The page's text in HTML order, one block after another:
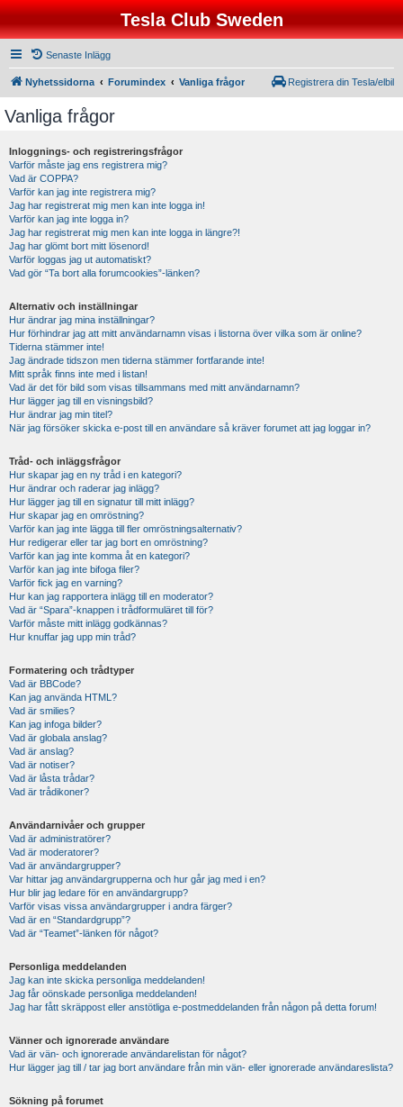
Tesla Club Sweden
Senaste Inlägg
Nyhetssidorna Forumindex Vanliga frågor Registrera din Tesla/elbil
Vanliga frågor
Inloggnings- och registreringsfrågor
Varför måste jag ens registrera mig?
Vad är COPPA?
Varför kan jag inte registrera mig?
Jag har registrerat mig men kan inte logga in!
Varför kan jag inte logga in?
Jag har registrerat mig men kan inte logga in längre?!
Jag har glömt bort mitt lösenord!
Varför loggas jag ut automatiskt?
Vad gör “Ta bort alla forumcookies”-länken?
Alternativ och inställningar
Hur ändrar jag mina inställningar?
Hur förhindrar jag att mitt användarnamn visas i listorna över vilka som är online?
Tiderna stämmer inte!
Jag ändrade tidszon men tiderna stämmer fortfarande inte!
Mitt språk finns inte med i listan!
Vad är det för bild som visas tillsammans med mitt användarnamn?
Hur lägger jag till en visningsbild?
Hur ändrar jag min titel?
När jag försöker skicka e-post till en användare så kräver forumet att jag loggar in?
Tråd- och inläggsfrågor
Hur skapar jag en ny tråd i en kategori?
Hur ändrar och raderar jag inlägg?
Hur lägger jag till en signatur till mitt inlägg?
Hur skapar jag en omröstning?
Varför kan jag inte lägga till fler omröstningsalternativ?
Hur redigerar eller tar jag bort en omröstning?
Varför kan jag inte komma åt en kategori?
Varför kan jag inte bifoga filer?
Varför fick jag en varning?
Hur kan jag rapportera inlägg till en moderator?
Vad är “Spara”-knappen i trådformuläret till för?
Varför måste mitt inlägg godkännas?
Hur knuffar jag upp min tråd?
Formatering och trådtyper
Vad är BBCode?
Kan jag använda HTML?
Vad är smilies?
Kan jag infoga bilder?
Vad är globala anslag?
Vad är anslag?
Vad är notiser?
Vad är låsta trådar?
Vad är trådikoner?
Användarnivåer och grupper
Vad är administratörer?
Vad är moderatorer?
Vad är användargrupper?
Var hittar jag användargrupperna och hur går jag med i en?
Hur blir jag ledare för en användargrupp?
Varför visas vissa användargrupper i andra färger?
Vad är en “Standardgrupp”?
Vad är “Teamet”-länken för något?
Personliga meddelanden
Jag kan inte skicka personliga meddelanden!
Jag får oönskade personliga meddelanden!
Jag har fått skräppost eller anstötliga e-postmeddelanden från någon på detta forum!
Vänner och ignorerade användare
Vad är vän- och ignorerade användarelistan för något?
Hur lägger jag till / tar jag bort användare från min vän- eller ignorerade användareslista?
Sökning på forumet